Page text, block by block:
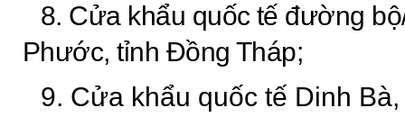
8. Cửa khẩu quốc tế đường
Phước, tỉnh Đồng Tháp;
9. Cửa khẩu quốc tế Dinh